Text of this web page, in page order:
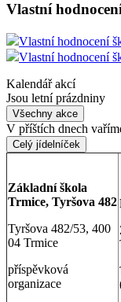
Vlastní
Vlastní hodnocení
Vlastní hodnocení
Kalendář akcí
Jsou letní prázdniny
Všechny akce
V příštích dnech
Celý jídelníček
Základní škola
Trmice, Tyršova 482
Tyršova 482/53, 400
04 Trmice
příspěvková
organizace